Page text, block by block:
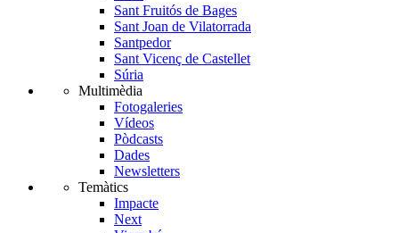
Sant Fruitós de Bages
Sant Joan de Vilatorrada
Santpedor
Sant Vicenç de Castellet
Súria
Multimèdia
Fotogaleries
Vídeos
Pòdcasts
Dades
Newsletters
Temàtics
Impacte
Next